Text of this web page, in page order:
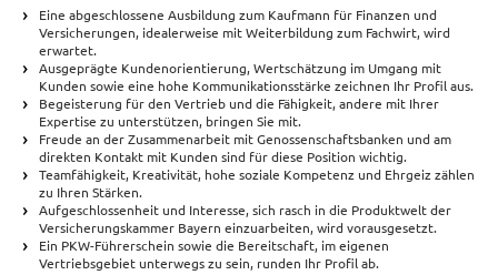
Eine abgeschlossene Ausbildung zum Kaufmann für Finanzen und
Versicherungen, idealerweise mit Weiterbildung zum Fachwirt, wird
erwartet.
Ausgeprägte Kundenorientierung, Wertschätzung im Umgang mit
Kunden sowie eine hohe Kommunikationsstärke zeichnen Ihr Profil aus.
Begeisterung für den Vertrieb und die Fähigkeit, andere mit Ihrer
Expertise zu unterstützen, bringen Sie mit.
Freude an der Zusammenarbeit mit Genossenschaftsbanken und am
direkten Kontakt mit Kunden sind für diese Position wichtig.
Teamfähigkeit, Kreativität, hohe soziale Kompetenz und Ehrgeiz zählen
zu Ihren Stärken.
Aufgeschlossenheit und Interesse, sich rasch in die Produktwelt der
Versicherungskammer Bayern einzuarbeiten, wird vorausgesetzt.
Ein PKW-Führerschein sowie die Bereitschaft, im eigenen
Vertriebsgebiet unterwegs zu sein, runden Ihr Profil ab.